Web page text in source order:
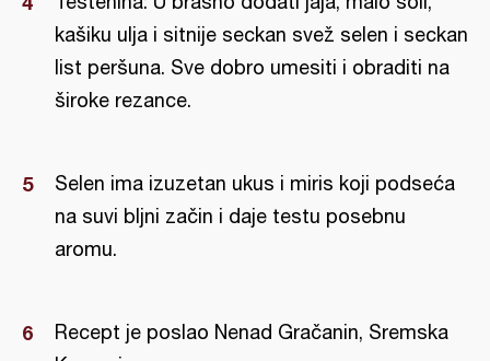
kašiku ulja i sitnije seckan svež selen i seckan
list peršuna. Sve dobro umesiti i obraditi na
široke rezance.
Selen ima izuzetan ukus i miris koji podseća
na suvi bljni začin i daje testu posebnu
aromu.
Recept je poslao Nenad Gračanin, Sremska